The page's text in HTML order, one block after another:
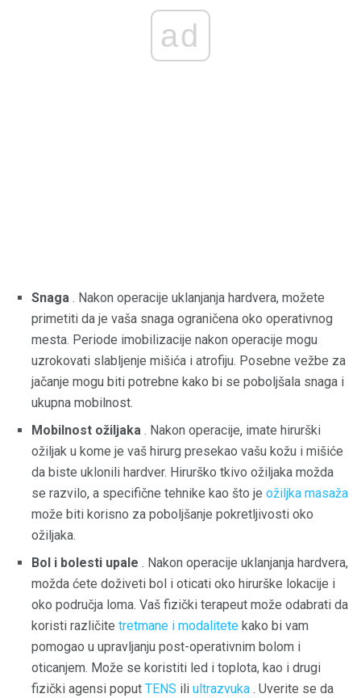
ad
Snaga . Nakon operacije uklanjanja hardvera, možete
primetiti da je vaša snaga ograničena oko operativnog
mesta. Periode imobilizacije nakon operacije mogu
uzrokovati slabljenje mišića i atrofiju. Posebne vežbe za
jačanje mogu biti potrebne kako bi se poboljšala snaga i
ukupna mobilnost.
Mobilnost ožiljaka . Nakon operacije, imate hirurški
ožiljak u kome je vaš hirurg presekao vašu kožu i mišiće
da biste uklonili hardver. Hirurško tkivo ožiljaka možda
se razvilo, a specifične tehnike kao što je ožiljka masaža
može biti korisno za poboljšanje pokretljivosti oko
ožiljaka.
Bol i bolesti upale . Nakon operacije uklanjanja hardvera,
možda ćete doživeti bol i oticati oko hirurške lokacije i
oko područja loma. Vaš fizički terapeut može odabrati da
koristi različite tretmane i modalitete kako bi vam
pomogao u upravljanju post-operativnim bolom i
oticanjem. Može se koristiti led i toplota, kao i drugi
fizički agensi poput TENS ili ultrazvuka . Uverite se da